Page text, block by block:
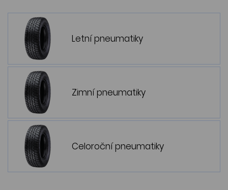
Letní pneumatiky
Zimní pneumatiky
Celoroční pneumatiky